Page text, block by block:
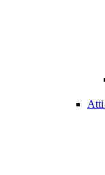
Atti